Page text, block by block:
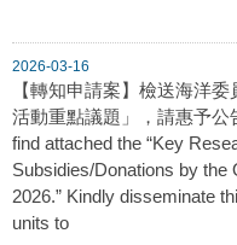
2026-03-16
【轉知申請案】檢送海洋
活動重點議題」，請惠予
find attached the “Key
Subsidies/Donations by the
2026.” Kindly disseminate
units to